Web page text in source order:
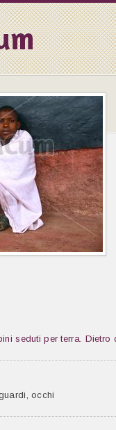
seduti per terra.
,occhi